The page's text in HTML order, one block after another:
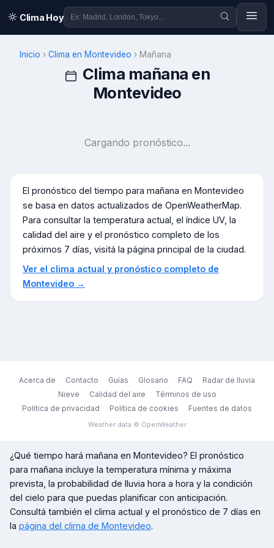
Clima Hoy
Inicio › Clima en Montevideo › Mañana
Clima mañana en
Montevideo
Cargando pronóstico...
El pronóstico del tiempo para mañana en Montevideo
se basa en datos actualizados de OpenWeatherMap.
Para consultar la temperatura actual, el índice UV, la
calidad del aire y el pronóstico completo de los
próximos 7 días, visitá la página principal de la ciudad.
Ver el clima actual y pronóstico completo de
Montevideo →
Acerca de Contacto Guías Glosario FAQ
Radar de lluvia
Nieve
Calidad del aire
Términos de uso
Política de privacidad
Política de cookies Fuentes de datos
Weather data © OpenWeather
¿Qué tiempo hará mañana en Montevideo? El pronóstico
para mañana incluye la temperatura mínima y máxima
prevista, la probabilidad de lluvia hora a hora y la condición
del cielo para que puedas planificar con anticipación.
Consultá también el clima actual y el pronóstico de 7 días en
la página del clima de Montevideo.